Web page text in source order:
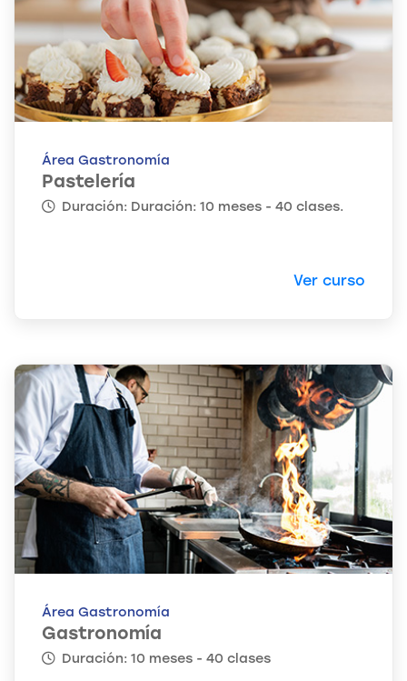
Área Gastronomía
Pastelería
Duración: Duración: 10 meses - 40 clases.
Ver curso
Área Gastronomía
Gastronomía
Duración: 10 meses - 40 clases